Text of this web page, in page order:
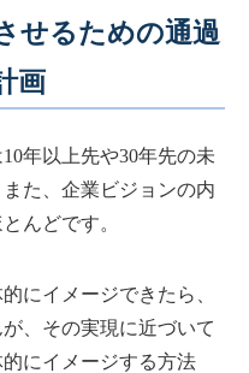
せるための通過
画
年以上先や30年先の未
た、企業ビジョンの内
んどです。
にイメージできたら、
、その実現に近づいて
にイメージする方法